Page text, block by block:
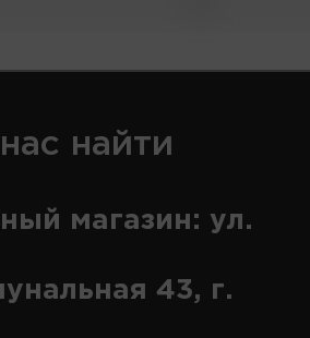
найти
магазин: ул.
43, г.